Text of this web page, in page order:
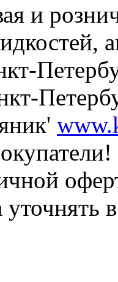
и
уточнять